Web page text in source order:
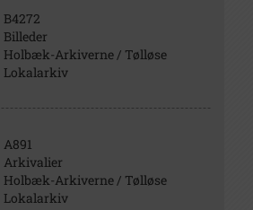
B4272
Billeder
Holbæk-Arkiverne / Tølløse
Lokalarkiv
A891
Arkivalier
Holbæk-Arkiverne / Tølløse
Lokalarkiv